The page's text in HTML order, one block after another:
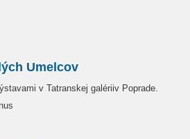
Umelcov
v Tatranskej galériiv Poprade.